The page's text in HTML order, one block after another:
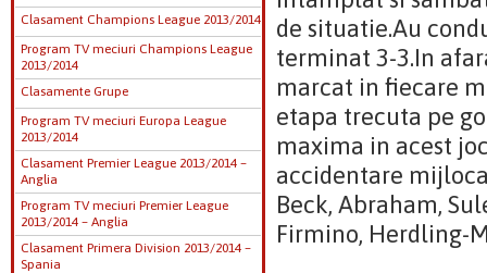
Clasament Champions League 2013/2014
Program TV meciuri Champions League
2013/2014
Clasamente Grupe
Program TV meciuri Europa League
2013/2014
Clasament Premier League 2013/2014 –
Anglia
Program TV meciuri Premier League
2013/2014 – Anglia
Clasament Primera Division 2013/2014 –
Spania
de situatie.Au
terminat 3-3.In
marcat in fiecare
etapa trecuta pe
maxima in acest
accidentare
Beck, Abraham,
Firmino, Herdling-